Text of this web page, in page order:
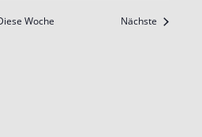
Woche Nächste